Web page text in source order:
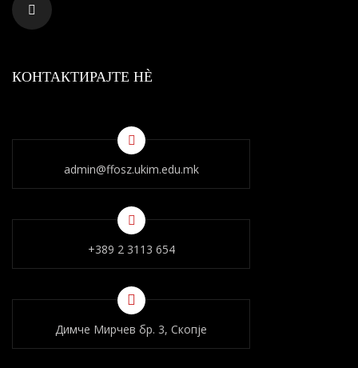
КОНТАКТИРАЈТЕ НÈ
admin@ffosz.ukim.edu.mk
+389 2 3113 654
Димче Мирчев бр. 3, Скопје